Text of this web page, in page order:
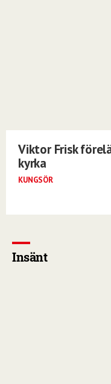
Viktor Frisk
kyrka
KUNGSÖR
Insänt